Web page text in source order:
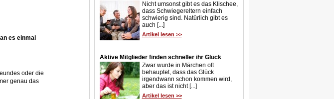
es einmal
oder die
genau das
Nicht umsonst gibt es das Klischee,
dass Schwiegereltern einfach
schwierig sind. Natürlich gibt es
auch [...]
Artikel lesen >>
Aktive Mitglieder finden schneller ihr Glück
Zwar wurde in Märchen oft
behauptet, dass das Glück
irgendwann schon kommen wird,
aber das ist nicht [...]
Artikel lesen >>